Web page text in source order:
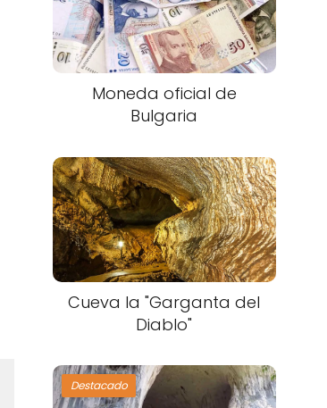
Moneda oficial de
Bulgaria
Cueva la "Garganta del
Diablo"
Destacado